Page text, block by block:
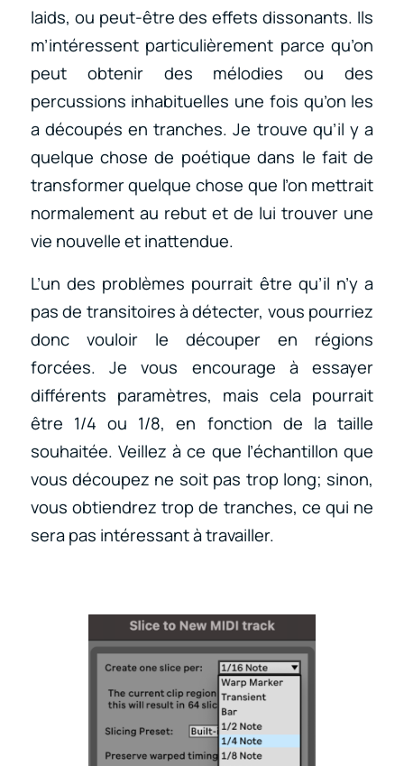
laids, ou peut-être des effets dissonants. Ils
m’intéressent particulièrement parce qu’on
peut obtenir des mélodies ou des
percussions inhabituelles une fois qu’on les
a découpés en tranches. Je trouve qu’il y a
quelque chose de poétique dans le fait de
transformer quelque chose que l’on mettrait
normalement au rebut et de lui trouver une
vie nouvelle et inattendue.
L’un des problèmes pourrait être qu’il n’y a
pas de transitoires à détecter, vous pourriez
donc vouloir le découper en régions
forcées. Je vous encourage à essayer
différents paramètres, mais cela pourrait
être 1/4 ou 1/8, en fonction de la taille
souhaitée. Veillez à ce que l’échantillon que
vous découpez ne soit pas trop long; sinon,
vous obtiendrez trop de tranches, ce qui ne
sera pas intéressant à travailler.